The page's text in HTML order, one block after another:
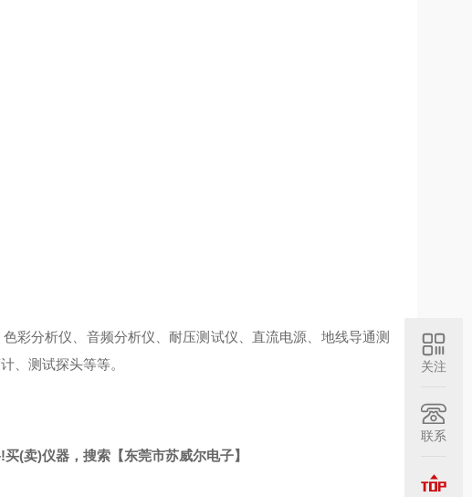
彩分析仪、音频分析仪、耐压测试仪、直流电源、地线导通测
、测试探头等等。
(卖)仪器，搜索【东莞市苏威尔电子】
关注
联系